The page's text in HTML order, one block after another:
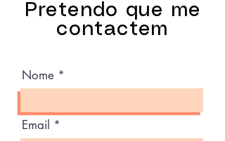
Pretendo que me
contactem
Nome
Email